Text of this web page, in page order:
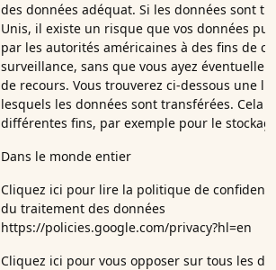
des données adéquat. Si les données sont
Unis, il existe un risque que vos données
par les autorités américaines à des fins de
surveillance, sans que vous ayez
de recours. Vous trouverez ci-dessous une
lesquels les données sont transférées. Cela
différentes fins, par exemple pour le
Dans le monde entier
Cliquez ici pour lire la politique de
du traitement des données
https://policies.google.com/privacy?hl=en
Cliquez ici pour vous opposer sur tous les